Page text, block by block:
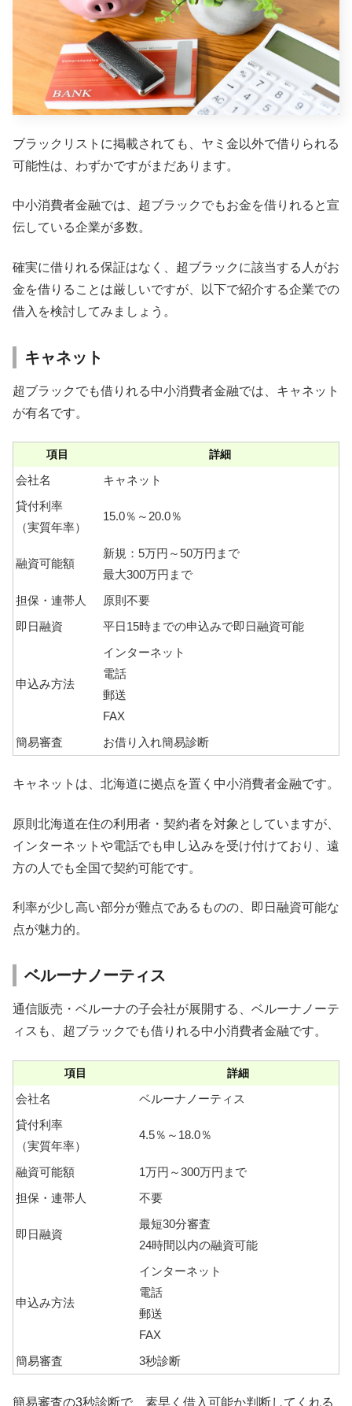
ブラックリストに掲載されても、ヤミ金以外で借りられる
可能性は、わずかですがまだあります。
中小消費者金融では、超ブラックでもお金を借りれると宣
伝している企業が多数。
確実に借りれる保証はなく、超ブラックに該当する人がお
金を借りることは厳しいですが、以下で紹介する企業での
借入を検討してみましょう。
キャネット
超ブラックでも借りれる中小消費者金融では、キャネット
が有名です。
項目 詳細
会社名
キャネット
貸付利率
（実質年率）
15.0％～20.0％
融資可能額
新規：5万円～50万円まで
最大300万円まで
担保・連帯人
原則不要
即日融資
平日15時までの申込みで即日融資可能
申込み方法
インターネット
電話
郵送
FAX
簡易審査
お借り入れ簡易診断
キャネットは、北海道に拠点を置く中小消費者金融です。
原則北海道在住の利用者・契約者を対象としていますが、
インターネットや電話でも申し込みを受け付けており、遠
方の人でも全国で契約可能です。
利率が少し高い部分が難点であるものの、即日融資可能な
点が魅力的。
ベルーナノーティス
通信販売・ベルーナの子会社が展開する、ベルーナノーテ
ィスも、超ブラックでも借りれる中小消費者金融です。
項目 詳細
会社名
ベルーナノーティス
貸付利率
（実質年率）
4.5％～18.0％
融資可能額
1万円～300万円まで
担保・連帯人
不要
即日融資
最短30分審査
24時間以内の融資可能
申込み方法
インターネット
電話
郵送
FAX
簡易審査
3秒診断
簡易審査の3秒診断で、素早く借入可能か判断してくれる